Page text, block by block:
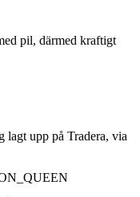
pil, därmed kraftigt
lagt upp på Tradera, via